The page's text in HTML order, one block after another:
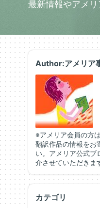
最新情報やアメ
Author:アメリア
※アメリア会員の方は
翻訳作品の情報をお
い。アメリア公式ブ
介させていただきま
カテゴリ